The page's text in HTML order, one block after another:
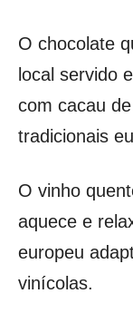
O chocolate
local servido
com cacau
tradicionais
O vinho
aquece e
europeu
vinícolas.